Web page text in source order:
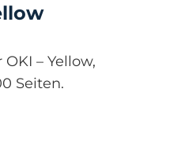
– Yellow,
Seiten.